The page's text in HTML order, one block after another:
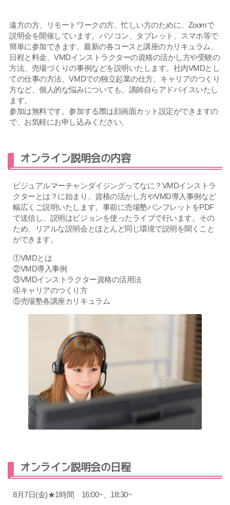
遠方の方、リモートワークの方、忙しい方のために、Zoomで
説明会を開催しています。パソコン、タブレット、スマホ等で
簡単に参加できます。 最新の各コースと講座のカリキュラム、
日程と料金、VMDインストラクターの資格の活かし方や受験の
方法、売場づくりの事例などを説明いたします。社内VMDとし
ての仕事の方法、VMDでの独立起業の仕方、キャリアのつくり
方など、個人的な悩みについても、講師自らアドバイスいたし
ます。
参加は無料です。参加する際は顔画面カット設定ができますの
で、お気軽にお申し込みください。
オンライン説明会の内容
ビジュアルマーチャンダイジングってなに？VMDインストラ
クターとは？に始まり、資格の活かし方やVMD導入事例など
幅広くご説明いたします。事前に売場塾パンフレットをPDF
で送信し、説明はビジョンを使ったライブで行います。その
ため、リアルな説明会とほとんど同じ環境で説明を聞くこと
ができます。
①VMDとは
②VMD導入事例
③VMDインストラクター資格の活用法
④キャリアのつくり方
⑤売場塾各講座カリキュラム
オンライン説明会の日程
8月7日(金)★1時間 16:00~、18:30~